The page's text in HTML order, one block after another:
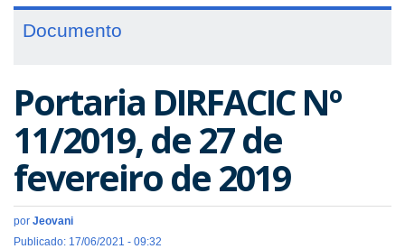
Documento
Portaria DIRFACIC Nº
11/2019, de 27 de
fevereiro de 2019
por Jeovani
Publicado: 17/06/2021 - 09:32